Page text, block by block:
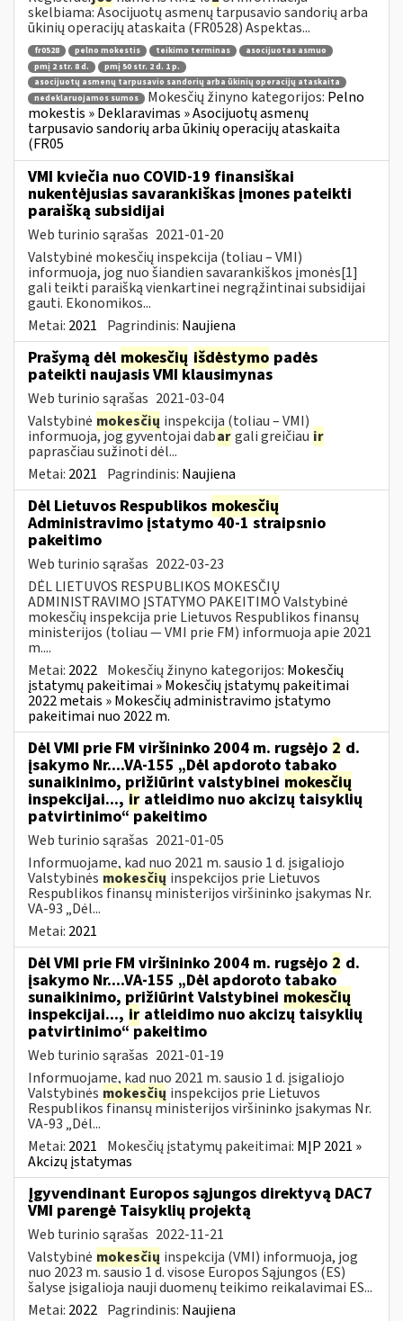
skelbiama: Asocijuotų asmenų tarpusavio sandorių arba
ūkinių operacijų ataskaita (FR0528) Aspektas...
fr0528 pelno mokestis teikimo terminas
asocijuotas asmuo
pmį 2 str. 8 d.
pmį 50 str. 2 d. 1 p.
asocijuotų asmenų tarpusavio sandorių arba ūkinių operacijų ataskaita
nedeklaruojamos sumos
Mokesčių žinyno kategorijos: Pelno
mokestis » Deklaravimas » Asocijuotų asmenų
tarpusavio sandorių arba ūkinių operacijų ataskaita
(FR05
VMI kviečia nuo COVID-19 finansiškai
nukentėjusias savarankiškas įmones pateikti
paraišką subsidijai
Web turinio sąrašas 2021-01-20
Valstybinė mokesčių inspekcija (toliau – VMI)
informuoja, jog nuo šiandien savarankiškos įmonės[1]
gali teikti paraišką vienkartinei negrąžintinai subsidijai
gauti. Ekonomikos...
Metai: 2021 Pagrindinis: Naujiena
Prašymą dėl mokesčių išdėstymo padės
pateikti naujasis VMI klausimynas
Web turinio sąrašas 2021-03-04
Valstybinė mokesčių inspekcija (toliau – VMI)
informuoja, jog gyventojai dabargali greičiau ir
paprasčiau sužinoti dėl...
Metai: 2021 Pagrindinis: Naujiena
Dėl Lietuvos Respublikos mokesčių
Administravimo įstatymo 40-1 straipsnio
pakeitimo
Web turinio sąrašas 2022-03-23
DĖL LIETUVOS RESPUBLIKOS MOKESČIŲ
ADMINISTRAVIMO ĮSTATYMO PAKEITIMO Valstybinė
mokesčių inspekcija prie Lietuvos Respublikos finansų
ministerijos (toliau — VMI prie FM) informuoja apie 2021
m....
Metai: 2022 Mokesčių žinyno kategorijos: Mokesčių
įstatymų pakeitimai » Mokesčių įstatymų pakeitimai
2022 metais » Mokesčių administravimo įstatymo
pakeitimai nuo 2022 m.
Dėl VMI prie FM viršininko 2004 m. rugsėjo 2 d.
įsakymo Nr....VA-155 „Dėl apdoroto tabako
sunaikinimo, prižiūrint valstybinei mokesčių
inspekcijai..., ir atleidimo nuo akcizų taisyklių
patvirtinimo“ pakeitimo
Web turinio sąrašas 2021-01-05
Informuojame, kad nuo 2021 m. sausio 1 d. įsigaliojo
Valstybinės mokesčių inspekcijos prie Lietuvos
Respublikos finansų ministerijos viršininko įsakymas Nr.
VA-93 „Dėl...
Metai: 2021
Dėl VMI prie FM viršininko 2004 m. rugsėjo 2 d.
įsakymo Nr....VA-155 „Dėl apdoroto tabako
sunaikinimo, prižiūrint Valstybinei mokesčių
inspekcijai..., ir atleidimo nuo akcizų taisyklių
patvirtinimo“ pakeitimo
Web turinio sąrašas 2021-01-19
Informuojame, kad nuo 2021 m. sausio 1 d. įsigaliojo
Valstybinės mokesčių inspekcijos prie Lietuvos
Respublikos finansų ministerijos viršininko įsakymas Nr.
VA-93 „Dėl...
Metai: 2021 Mokesčių įstatymų pakeitimai: MĮP 2021 »
Akcizų įstatymas
Įgyvendinant Europos sąjungos direktyvą DAC7
VMI parengė Taisyklių projektą
Web turinio sąrašas 2022-11-21
Valstybinė mokesčių inspekcija (VMI) informuoja, jog
nuo 2023 m. sausio 1 d. visose Europos Sąjungos (ES)
šalyse įsigalioja nauji duomenų teikimo reikalavimai ES...
Metai: 2022 Pagrindinis: Naujiena